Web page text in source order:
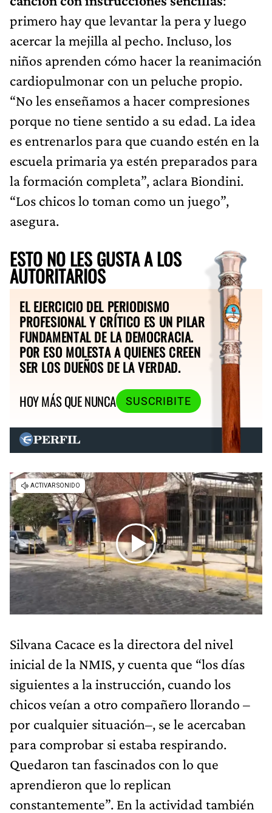
primero hay que levantar la pera y luego
acercar la mejilla al pecho. Incluso, los
niños aprenden cómo hacer la reanimación
cardiopulmonar con un peluche propio.
“No les enseñamos a hacer compresiones
porque no tiene sentido a su edad. La idea
es entrenarlos para que cuando estén en la
escuela primaria ya estén preparados para
la formación completa”, aclara Biondini.
“Los chicos lo toman como un juego”,
asegura.
ESTO NO LES GUSTA A LOS
AUTORITARIOS
EL EJERCICIO DEL PERIODISMO
PROFESIONAL Y CRÍTICO ES UN PILAR
FUNDAMENTAL DE LA DEMOCRACIA.
POR ESO MOLESTA A QUIENES CREEN
SER LOS DUEÑOS DE LA VERDAD.
HOY MÁS QUE NUNCA
SUSCRIBITE
Silvana Cacace es la directora del nivel
inicial de la NMIS, y cuenta que “los días
siguientes a la instrucción, cuando los
chicos veían a otro compañero llorando –
por cualquier situación–, se le acercaban
para comprobar si estaba respirando.
Quedaron tan fascinados con lo que
aprendieron que lo replican
constantemente”. En la actividad también